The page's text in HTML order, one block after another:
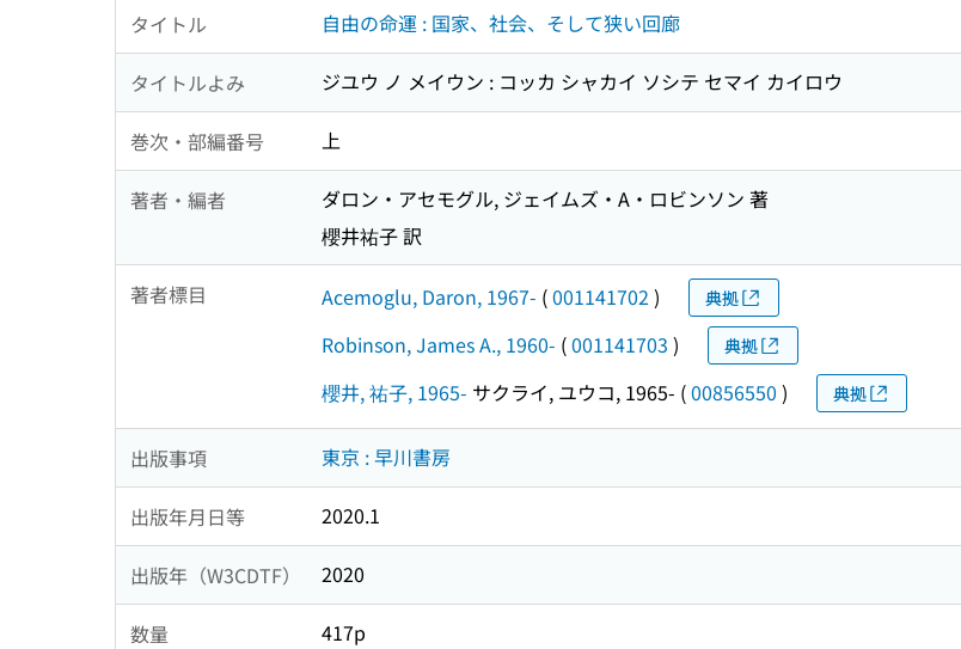
タイトル 自由の命運 : 国家、社会、そして狭い回廊
タイトルよみ ジユウ ノ メイウン : コッカ シャカイ ソシテ セマイ カイロウ
巻次・部編番号 上
著者・編者
ダロン・アセモグル, ジェイムズ・A・ロビンソン 著
櫻井祐子 訳
著者標目 Acemoglu, Daron, 1967- (001141702 ) 典拠
Robinson, James A., 1960- (001141703 ) 典拠
櫻井, 祐子, 1965- サクライ, ユウコ, 1965- (00856550 ) 典拠
出版事項 東京 : 早川書房
出版年月日等 2020.1
出版年（W3CDTF） 2020
数量 417p